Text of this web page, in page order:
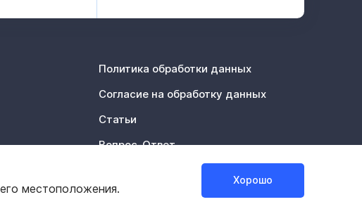
Политика обработки данных
Согласие на обработку данных
Статьи
Вопрос-Ответ
местоположения.
Хорошо